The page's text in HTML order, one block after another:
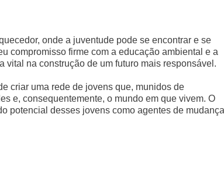
onde a juventude pode se encontrar e se
compromisso firme com a educação ambiental e a
vital na construção de um futuro mais responsável.
criar uma rede de jovens que, munidos de
e, consequentemente, o mundo em que vivem. O
potencial desses jovens como agentes de